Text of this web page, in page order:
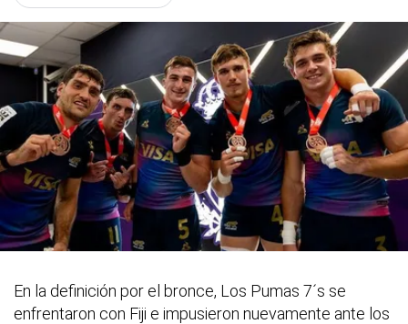
En la definición por el bronce, Los Pumas 7´s se
enfrentaron con Fiji e impusieron nuevamente ante los